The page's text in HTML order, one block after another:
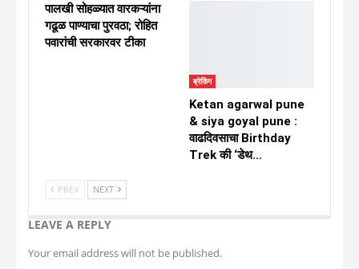
पालखी सोहळ्यात वारकऱ्यांना
गढूळ पाण्याचा पुरवठा; रोहित
पवारांची सरकारवर टीका
ब्रेकिंग
Ketan agarwal pune
& siya goyal pune :
वाढदिवसाचा Birthday
Trek की ‘डेथ…
PREV NEXT
LEAVE A REPLY
Your email address will not be published.